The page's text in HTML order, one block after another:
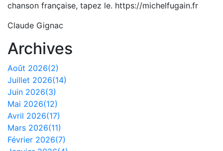
chanson française, tapez le. https://michelfugain.fr
Claude Gignac
Archives
Août 2026(2)
Juillet 2026(14)
Juin 2026(3)
Mai 2026(12)
Avril 2026(17)
Mars 2026(11)
Février 2026(7)